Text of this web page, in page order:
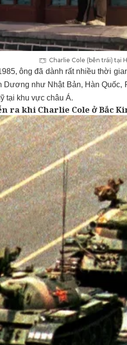
Charlie Cole (bên trái) tại
ông đã dành rất nhiều thời
Dương như Nhật Bản, Hàn
tại khu vực châu Á.
ra khi Charlie Cole ở Bắc